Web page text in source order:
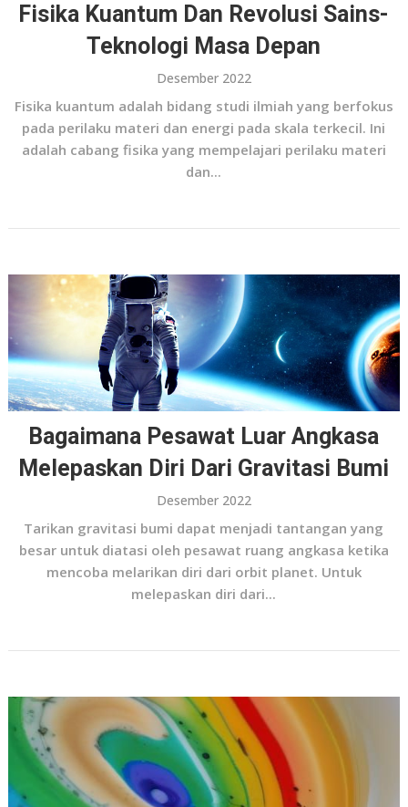
Fisika Kuantum Dan Revolusi Sains-
Teknologi Masa Depan
Desember 2022
Fisika kuantum adalah bidang studi ilmiah yang berfokus
pada perilaku materi dan energi pada skala terkecil. Ini
adalah cabang fisika yang mempelajari perilaku materi
dan...
Bagaimana Pesawat Luar Angkasa
Melepaskan Diri Dari Gravitasi Bumi
Desember 2022
Tarikan gravitasi bumi dapat menjadi tantangan yang
besar untuk diatasi oleh pesawat ruang angkasa ketika
mencoba melarikan diri dari orbit planet. Untuk
melepaskan diri dari...